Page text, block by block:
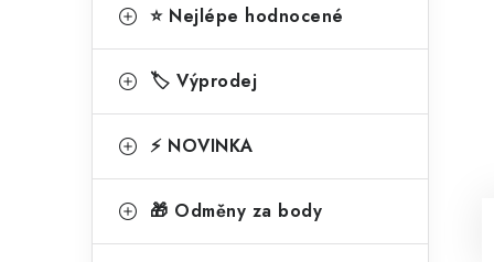
⭐ Nejlépe hodnocené
🏷️ Výprodej
⚡ NOVINKA
🎁 Odměny za body